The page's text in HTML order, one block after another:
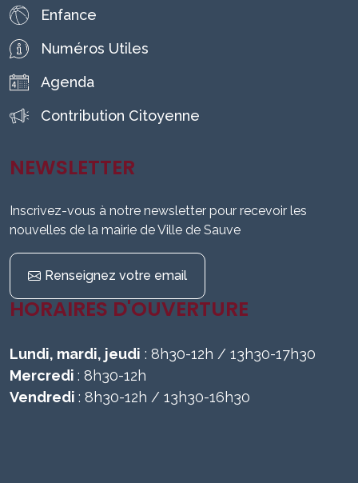
Enfance
Numéros Utiles
Agenda
Contribution Citoyenne
NEWSLETTER
Inscrivez-vous à notre newsletter pour recevoir les
nouvelles de la mairie de Ville de Sauve
Renseignez votre email
HORAIRES D'OUVERTURE
Lundi, mardi, jeudi : 8h30-12h / 13h30-17h30
Mercredi : 8h30-12h
Vendredi : 8h30-12h / 13h30-16h30